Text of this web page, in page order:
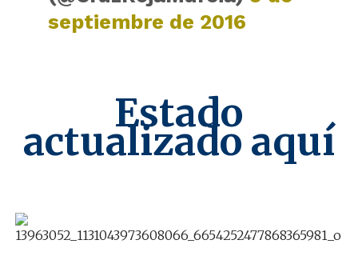
septiembre de 2016
Estado
actualizado aquí